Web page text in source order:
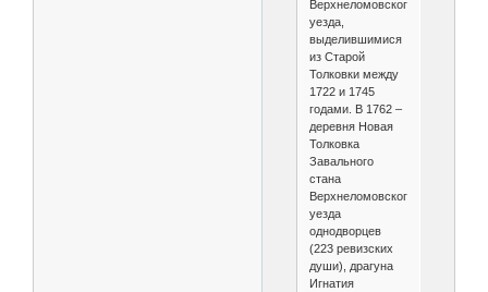
Верхнеломовского
уезда,
выделившимися
из Старой
Толковки между
1722 и 1745
годами. В 1762 –
деревня Новая
Толковка
Завального
стана
Верхнеломовского
уезда
однодворцев
(223 ревизских
души), драгуна
Игнатия